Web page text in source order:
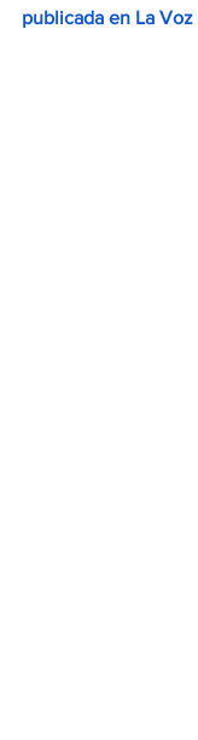
publicada en La